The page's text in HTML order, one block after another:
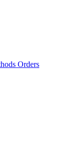
Orders